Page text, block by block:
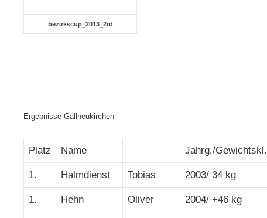
bezirkscup_2013_2rd
Ergebnisse Gallneukirchen
Platz Name Jahrg./Gewichtskl.
1. Halmdienst Tobias 2003/ 34 kg
1. Hehn Oliver 2004/ +46 kg